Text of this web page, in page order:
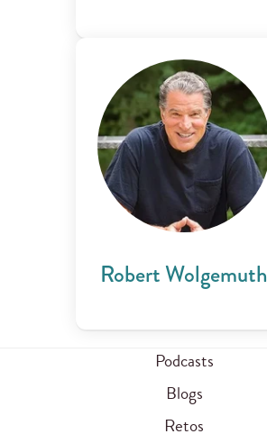
Robert Wolgemuth
Podcasts
Blogs
Retos